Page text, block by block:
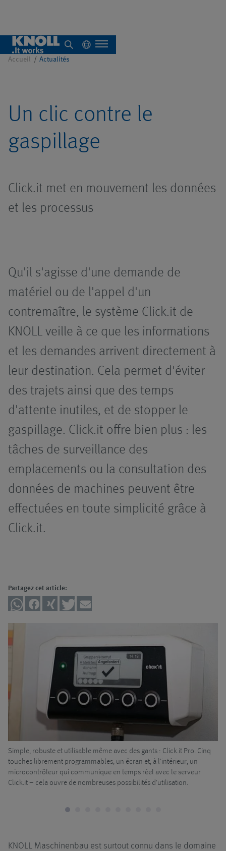
Convoyeurs
Installations à
haute pression
micro-
lubrification
Broyeurs à
copeaux
Applications
centralisés
Systèmes avec
pompage
Systèmes à
d'aspiration
convoyeur
collecteur
Systèmes de
traitement de
copeaux
Aperçu
Click.it
Systèmes de
conducteur
Montage
Logistique
prestations de
service
Pompes
Aperçu
Pompe à
hélicoïdales
Pompe
centrifuge
Accessoires
Aperçu
Filtre à pot
UniPur
Aperçu
Accueil Actualités
Un clic contre le
gaspillage
Click.it met en mouvement les données
et les processus
Qu'il s'agisse d'une demande de
matériel ou de l'appel d'un
contremaître, le système Click.it de
KNOLL veille à ce que les informations
et les demandes arrivent directement à
leur destination. Cela permet d'éviter
des trajets ainsi que des temps
d'attente inutiles, et de stopper le
gaspillage. Click.it offre bien plus : les
tâches de surveillance des
emplacements ou la consultation des
données de machines peuvent être
effectuées en toute simplicité grâce à
Click.it.
Partagez cet article:
Simple, robuste et utilisable même avec des gants : Click.it Pro. Cinq
touches librement programmables, un écran et, à l'intérieur, un
microcontrôleur qui communique en temps réel avec le serveur
Click.it – cela ouvre de nombreuses possibilités d'utilisation.
KNOLL Maschinenbau est surtout connu dans le domaine